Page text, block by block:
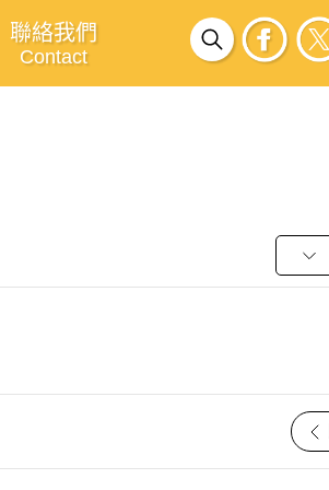
聯絡我們
Contact